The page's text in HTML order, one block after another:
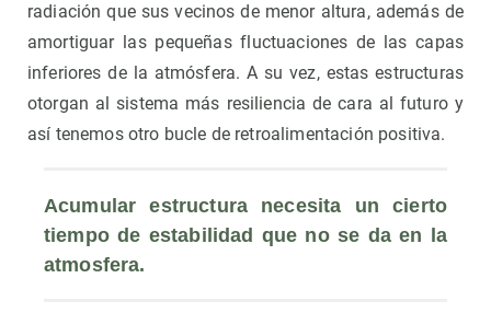
radiación que sus vecinos de menor altura, además de
amortiguar las pequeñas fluctuaciones de las capas
inferiores de la atmósfera. A su vez, estas estructuras
otorgan al sistema más resiliencia de cara al futuro y
así tenemos otro bucle de retroalimentación positiva.
Acumular estructura necesita un cierto
tiempo de estabilidad que no se da en la
atmosfera.